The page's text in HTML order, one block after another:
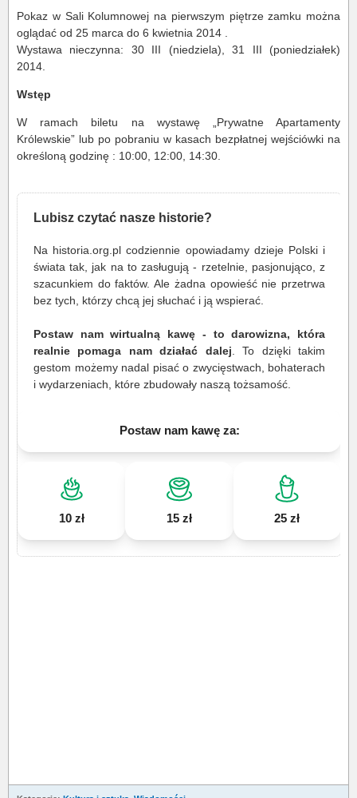
Pokaz w Sali Kolumnowej na pierwszym piętrze zamku można
oglądać od 25 marca do 6 kwietnia 2014 .
Wystawa nieczynna: 30 III (niedziela), 31 III (poniedziałek)
2014.
Wstęp
W ramach biletu na wystawę „Prywatne Apartamenty
Królewskie” lub po pobraniu w kasach bezpłatnej wejściówki na
określoną godzinę : 10:00, 12:00, 14:30.
Lubisz czytać nasze historie?
Na historia.org.pl codziennie opowiadamy dzieje Polski i
świata tak, jak na to zasługują - rzetelnie, pasjonująco, z
szacunkiem do faktów. Ale żadna opowieść nie przetrwa
bez tych, którzy chcą jej słuchać i ją wspierać.
Postaw nam wirtualną kawę - to darowizna, która
realnie pomaga nam działać dalej . To dzięki takim
gestom możemy nadal pisać o zwycięstwach, bohaterach
i wydarzeniach, które zbudowały naszą tożsamość.
Postaw nam kawę za:
10 zł 15 zł 25 zł